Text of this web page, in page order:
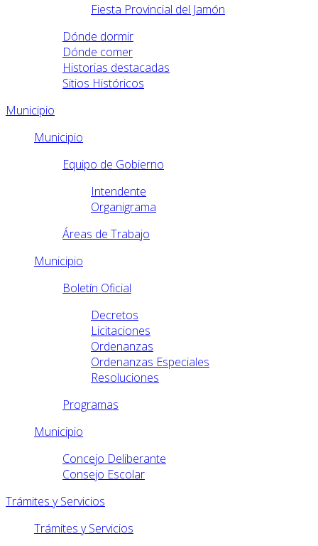
Fiesta Provincial del Jamón
Dónde dormir
Dónde comer
Historias destacadas
Sitios Históricos
Municipio
Municipio
Equipo de Gobierno
Intendente
Organigrama
Áreas de Trabajo
Municipio
Boletín Oficial
Decretos
Licitaciones
Ordenanzas
Ordenanzas Especiales
Resoluciones
Programas
Municipio
Concejo Deliberante
Consejo Escolar
Trámites y Servicios
Trámites y Servicios